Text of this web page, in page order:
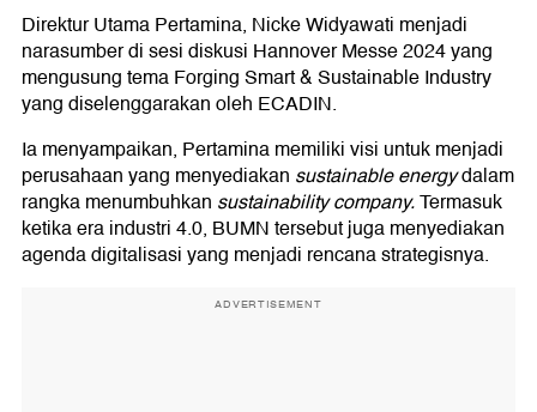
Direktur Utama Pertamina, Nicke Widyawati menjadi
narasumber di sesi diskusi Hannover Messe 2024 yang
mengusung tema Forging Smart & Sustainable Industry
yang diselenggarakan oleh ECADIN.
Ia menyampaikan, Pertamina memiliki visi untuk menjadi
perusahaan yang menyediakan sustainable energydalam
rangka menumbuhkan sustainabilitycompany.Termasuk
ketika era industri 4.0, BUMN tersebut juga menyediakan
agenda digitalisasi yang menjadi rencana strategisnya.
ADVERTISEMENT